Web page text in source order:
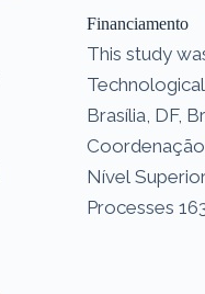
Financiamento
This study
Brasília, DF,
Nível
Processes